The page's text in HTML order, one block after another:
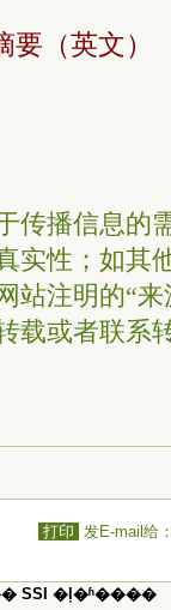
要（英文）
传播信息的
实性；如其
站注明的“
载或者联系
打印 发E-mail给
SSI �ļ�ʱ����